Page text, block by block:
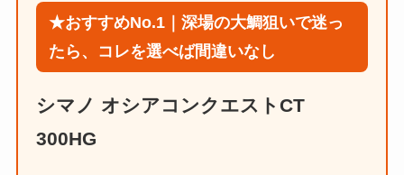
★おすすめNo.1｜深場の大鯛狙いで迷っ
たら、コレを選べば間違いなし
シマノ オシアコンクエストCT
300HG